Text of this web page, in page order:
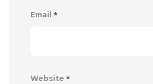
Email *
Website *